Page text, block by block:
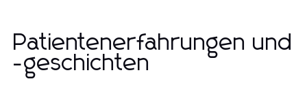
Patientenerfahrungen und
-geschichten